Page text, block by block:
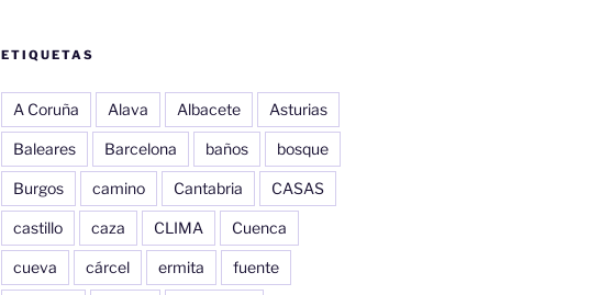
ETIQUETAS
A Coruña Alava Albacete Asturias
Baleares Barcelona baños bosque
Burgos camino Cantabria CASAS
castillo caza CLIMA Cuenca
cueva cárcel ermita fuente